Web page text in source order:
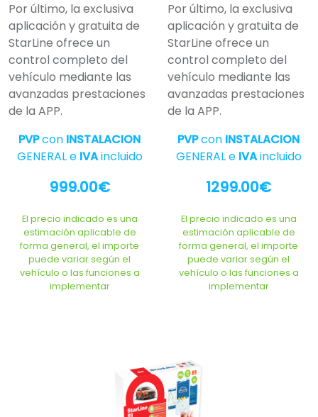
Por último, la exclusiva
aplicación y gratuita de
StarLine ofrece un
control completo del
vehículo mediante las
avanzadas prestaciones
de la APP.
PVPcon INSTALACION
GENERAL e IVAincluido
999.00€
El precio indicado es una
estimación aplicable de
forma general, el importe
puede variar según el
vehículo o las funciones a
implementar
Por último, la exclusiva
aplicación y gratuita de
StarLine ofrece un
control completo del
vehículo mediante las
avanzadas prestaciones
de la APP.
PVPcon INSTALACION
GENERAL eIVAincluido
1299.00€
El precio indicado es una
estimación aplicable de
forma general, el importe
puede variar según el
vehículo o las funciones a
implementar